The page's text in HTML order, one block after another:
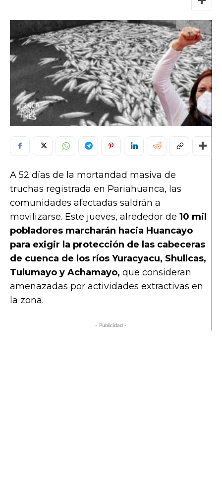
A 52 días de la mortandad masiva de
truchas registrada en Pariahuanca, las
comunidades afectadas saldrán a
movilizarse. Este jueves, alrededor de 10 mil
pobladores marcharán hacia Huancayo
para exigir la protección de las cabeceras
de cuenca de los ríos Yuracyacu, Shullcas,
Tulumayo y Achamayo, que consideran
amenazadas por actividades extractivas en
la zona.
- Publicidad -